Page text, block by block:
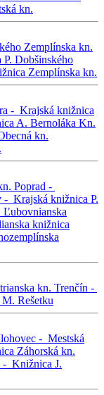
kn.
Zemplínska kn.
P. Dobšinského
Zemplínska kn.
- Krajská knižnica
A. Bernoláka Kn.
kn.
Poprad -
- Krajská knižnica P.
Ľubovnianska
knižnica
kn. Trenčín -
Rešetku
- Mestská
Záhorská kn.
- Knižnica J.